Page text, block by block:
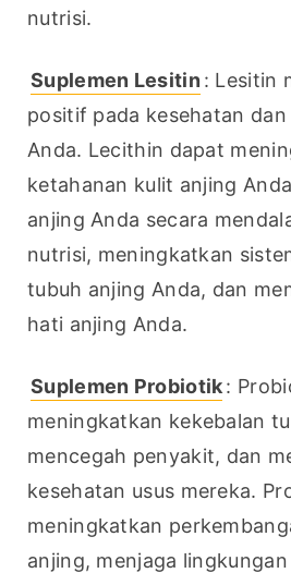
nutrisi.
Suplemen Lesitin : Lesitin
positif pada kesehatan
Anda. Lecithin dapat
ketahanan kulit anjing
anjing Anda secara
nutrisi, meningkatkan
tubuh anjing Anda, dan
hati anjing Anda.
Suplemen Probiotik:
meningkatkan kekebalan
mencegah penyakit, dan
kesehatan usus mereka.
meningkatkan
anjing, menjaga